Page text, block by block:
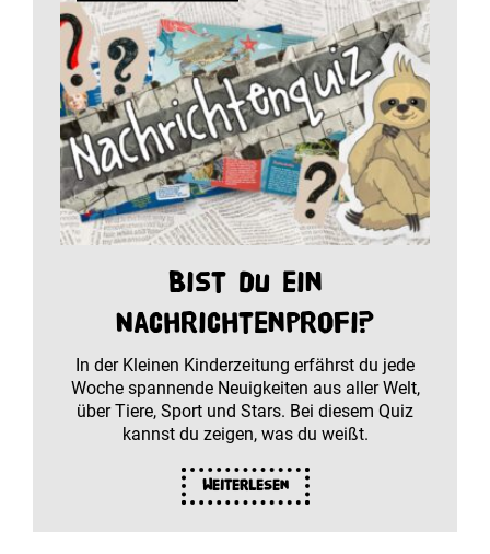
Bist du ein
Nachrichtenprofi?
In der Kleinen Kinderzeitung erfährst du jede
Woche spannende Neuigkeiten aus aller Welt,
über Tiere, Sport und Stars. Bei diesem Quiz
kannst du zeigen, was du weißt.
Weiterlesen